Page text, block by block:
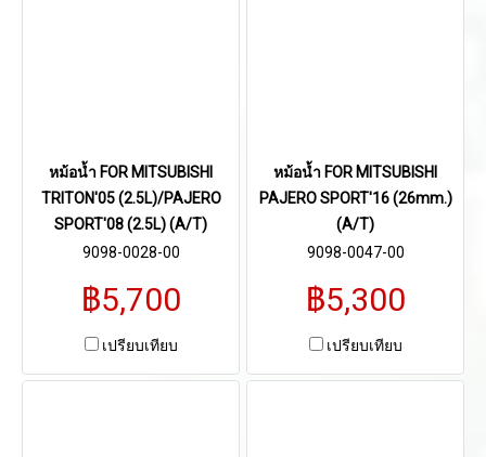
หม้อน้ำ FOR MITSUBISHI
TRITON'05 (2.5L)/PAJERO
SPORT'08 (2.5L) (A/T)
9098-0028-00
฿5,700
เปรียบเทียบ
หม้อน้ำ FOR MITSUBISHI
PAJERO SPORT'16 (26mm.)
(A/T)
9098-0047-00
฿5,300
เปรียบเทียบ